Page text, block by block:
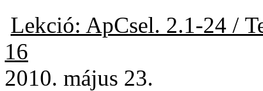
Lekció: ApCsel. 2.1-24 /
16
2010. május 23.